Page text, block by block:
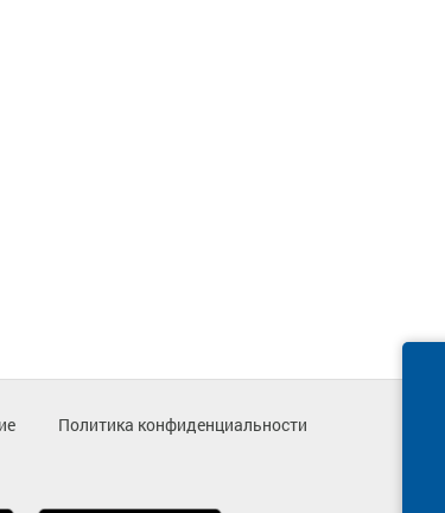
Политика конфиденциальности